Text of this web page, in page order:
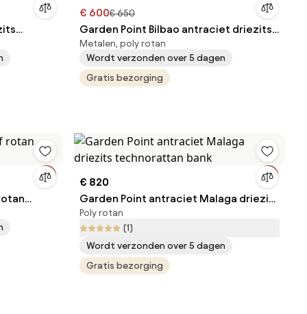
€ 600€ 650
Garden Point Bilbao antraciet driezits
technorattan terrasbank
Metalen, poly rotan
Wordt verzonden over 5 dagen
Gratis bezorging
€ 820
Garden Point antraciet Malaga driezits
technorattan bank
Poly rotan
(1)
Wordt verzonden over 5 dagen
Gratis bezorging